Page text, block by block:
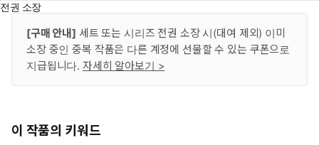
전권 소장
[구매 안내] 세트 또는 시리즈 전권 소장 시(대여 제외) 이미
소장 중인 중복 작품은 다른 계정에 선물할 수 있는 쿠폰으로
지급됩니다. 자세히 알아보기 >
이 작품의 키워드